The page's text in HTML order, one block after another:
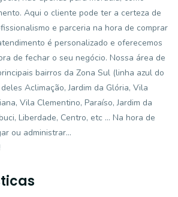
Aqui o cliente pode ter a certeza de
e parceria na hora de comprar
é personalizado e oferecemos
de fechar o seu negócio. Nossa área de
bairros da Zona Sul (linha azul do
Aclimação, Jardim da Glória, Vila
Vila Clementino, Paraíso, Jardim da
Liberdade, Centro, etc ... Na hora de
ou administrar...